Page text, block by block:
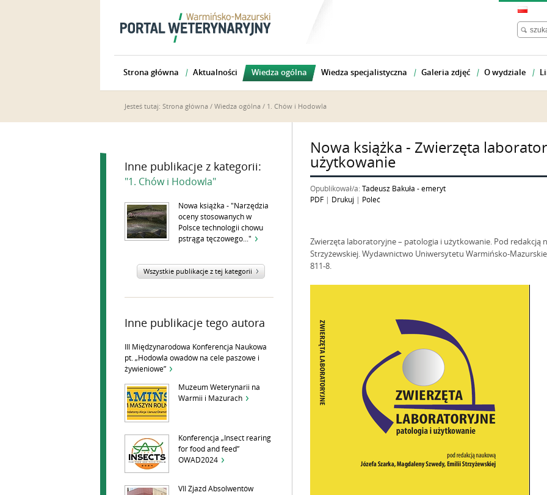
Strona główna Aktualności Wiedza ogólna Wiedza specjalistyczna Galeria zdjęć O wydziale
Jesteś tutaj: Strona główna / Wiedza ogólna / 1. Chów i Hodowla
Inne publikacje z kategorii:
"1. Chów i Hodowla"
Nowa książka - "Narzędzia
oceny stosowanych w
Polsce technologii chowu
pstrąga tęczowego..."
Wszystkie publikacje z tej kategorii
Inne publikacje tego autora
III Międzynarodowa Konferencja Naukowa
pt. „Hodowla owadów na cele paszowe i
żywieniowe”
Muzeum Weterynarii na
Warmii i Mazurach
Konferencja „Insect rearing
for food and feed”
OWAD2024
VII Zjazd Absolwentów
Nowa książka - Zwierzęta
użytkowanie
Opublikował/a: Tadeusz Bakuła - emeryt
PDF
Drukuj Poleć
Zwierzęta laboratoryjne – patologia i użytkowanie. Pod redakcją
Strzyżewskiej. Wydawnictwo Uniwersytetu Warmińsko-
811-8.